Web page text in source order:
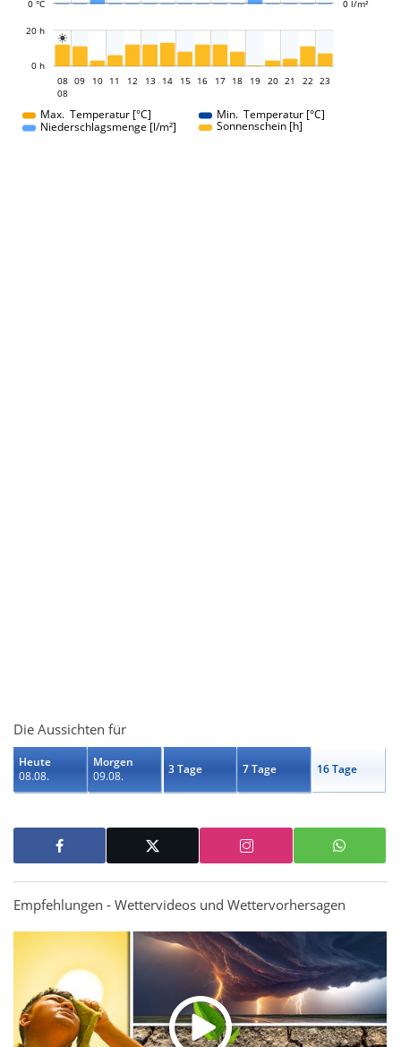
0 °C 0 l/m²

0 h
20 h
08
08
08
09 10 11 12 13 14 15 16 17 18 19 20 21 22 23
Max. Temperatur [°C]
Min. Temperatur [°C]
Niederschlagsmenge [l/m²]
Sonnenschein [h]
Die Aussichten für
Heute
08.08.
Morgen
09.08.
3 Tage 7 Tage 16 Tage
Empfehlungen - Wettervideos und Wettervorhersagen